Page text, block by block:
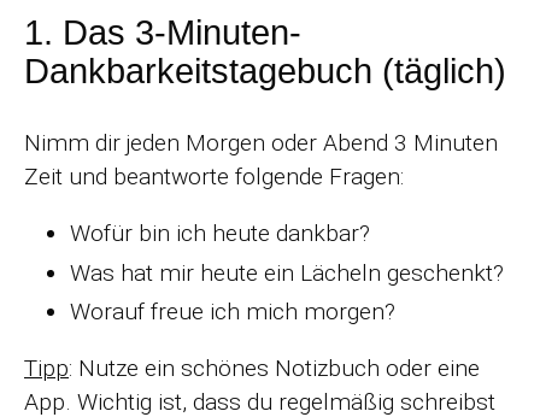
1. Das 3-Minuten-
Dankbarkeitstagebuch (täglich)
Nimm dir jeden Morgen oder Abend 3 Minuten
Zeit und beantworte folgende Fragen:
Wofür bin ich heute dankbar?
Was hat mir heute ein Lächeln geschenkt?
Worauf freue ich mich morgen?
Tipp: Nutze ein schönes Notizbuch oder eine
App. Wichtig ist, dass du regelmäßig schreibst